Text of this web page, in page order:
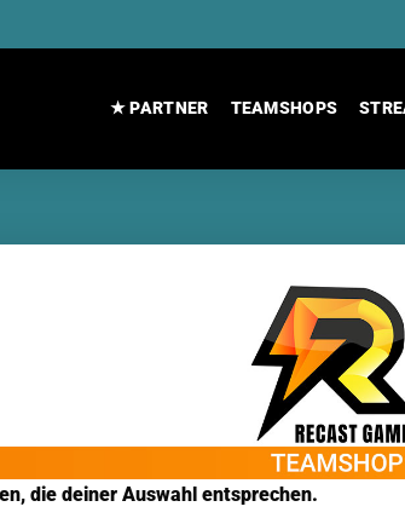
★ PARTNER TEAMSHOPS
die deiner Auswahl entsprechen.